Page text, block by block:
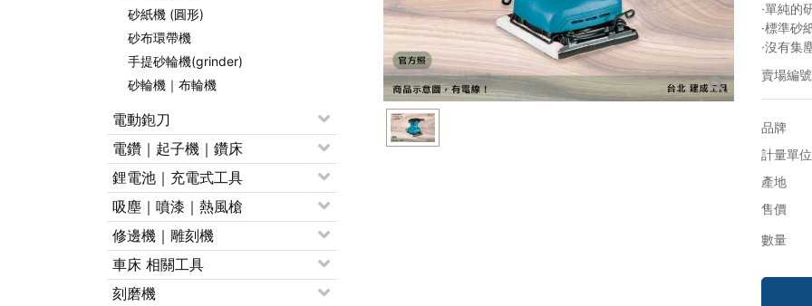
砂紙機 (圓形)
砂布環帶機
手提砂輪機(grinder)
砂輪機｜布輪機
電動鉋刀
電鑽｜起子機｜鑽床
鋰電池｜充電式工具
吸塵｜噴漆｜熱風槍
修邊機｜雕刻機
車床 相關工具
刻磨機
·單純的
·標準砂
·沒有集
賣場編號
品牌
計量單位
產地
售價
數量